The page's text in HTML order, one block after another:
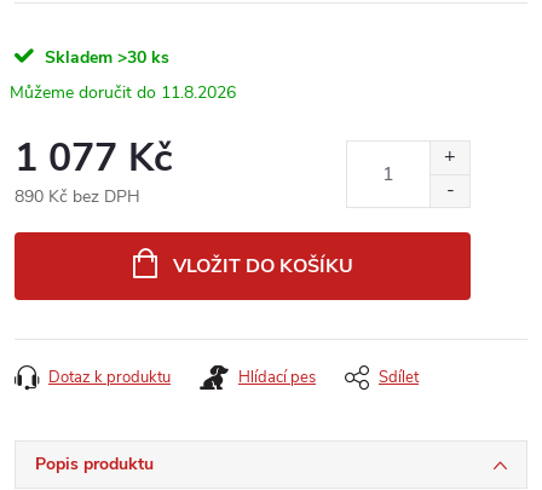
Skladem >30 ks
11.8.2026
1 077 Kč
890 Kč bez DPH
VLOŽIT DO KOŠÍKU
Dotaz k produktu Hlídací pes Sdílet
Popis produktu